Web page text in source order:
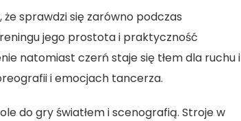
sprawdzi się zarówno podczas
jego prostota i praktyczność
natomiast czerń staje się tłem dla ruchu i
i emocjach tancerza.
do gry światłem i scenografią. Stroje w